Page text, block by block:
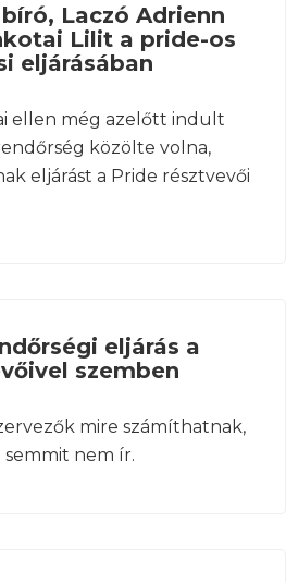
Laczó Adrienn
Lilit a pride-os
eljárásában
ellen még azelőtt indult
közölte volna,
eljárást a Pride résztvevői
eljárás a
szemben
mire számíthatnak,
nem ír.